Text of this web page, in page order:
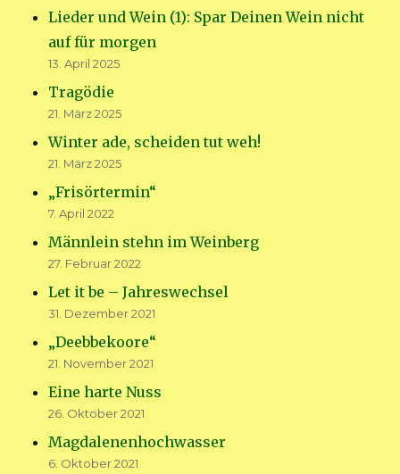
Lieder und Wein (1): Spar Deinen Wein nicht
auf für morgen
13. April 2025
Tragödie
21. März 2025
Winter ade, scheiden tut weh!
21. März 2025
„Frisörtermin“
7. April 2022
Männlein stehn im Weinberg
27. Februar 2022
Let it be – Jahreswechsel
31. Dezember 2021
„Deebbekoore“
21. November 2021
Eine harte Nuss
26. Oktober 2021
Magdalenenhochwasser
6. Oktober 2021